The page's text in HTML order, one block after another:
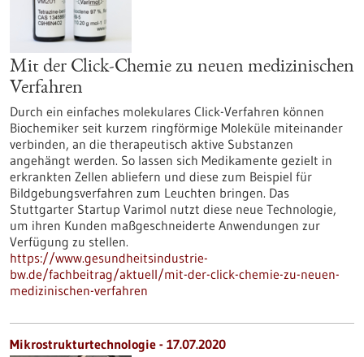
Mit der Click-Chemie zu neuen medizinischen
Verfahren
Durch ein einfaches molekulares Click-Verfahren können
Biochemiker seit kurzem ringförmige Moleküle miteinander
verbinden, an die therapeutisch aktive Substanzen
angehängt werden. So lassen sich Medikamente gezielt in
erkrankten Zellen abliefern und diese zum Beispiel für
Bildgebungsverfahren zum Leuchten bringen. Das
Stuttgarter Startup Varimol nutzt diese neue Technologie,
um ihren Kunden maßgeschneiderte Anwendungen zur
Verfügung zu stellen.
https://www.gesundheitsindustrie-
bw.de/fachbeitrag/aktuell/mit-der-click-chemie-zu-neuen-
medizinischen-verfahren
Mikrostrukturtechnologie - 17.07.2020